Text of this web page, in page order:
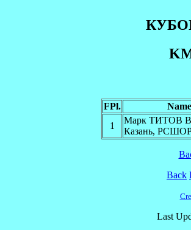
FPl.
Name
1
Марк ТИТОВ
Казань,
Back
Last